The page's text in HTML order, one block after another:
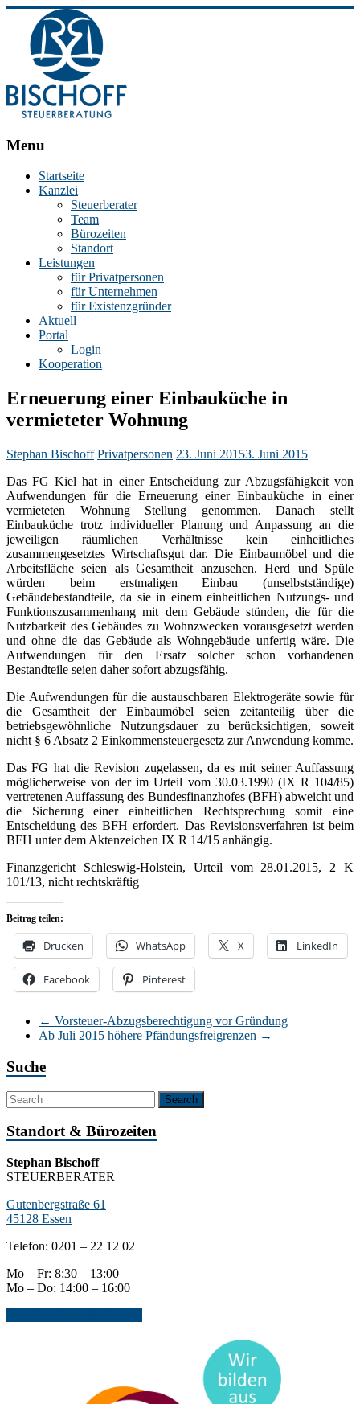
BISCHOFF
Stephan
Steuerberater
Essen
Menu
Startseite
Kanzlei
Steuerberater
Team
Bürozeiten
Standort
Leistungen
für Privatpersonen
für Unternehmen
für Existenzgründer
Aktuell
Portal
Login
Kooperation
Erneuerung einer Einbauküche in
vermieteter Wohnung
Stephan Bischoff Privatpersonen 23. Juni 20153. Juni 2015
Das FG Kiel hat in einer Entscheidung zur Abzugsfähigkeit von
Aufwendungen für die Erneuerung einer Einbauküche in einer
vermieteten Wohnung Stellung genommen. Danach stellt
Einbauküche trotz individueller Planung und Anpassung an die
jeweiligen räumlichen Verhältnisse kein einheitliches
zusammengesetztes Wirtschaftsgut dar. Die Einbaumöbel und die
Arbeitsfläche seien als Gesamtheit anzusehen. Herd und Spüle
würden beim erstmaligen Einbau (unselbstständige)
Gebäudebestandteile, da sie in einem einheitlichen Nutzungs- und
Funktionszusammenhang mit dem Gebäude stünden, die für die
Nutzbarkeit des Gebäudes zu Wohnzwecken vorausgesetzt werden
und ohne die das Gebäude als Wohngebäude unfertig wäre. Die
Aufwendungen für den Ersatz solcher schon vorhandenen
Bestandteile seien daher sofort abzugsfähig.
Die Aufwendungen für die austauschbaren Elektrogeräte sowie für
die Gesamtheit der Einbaumöbel seien zeitanteilig über die
betriebsgewöhnliche Nutzungsdauer zu berücksichtigen, soweit
nicht § 6 Absatz 2 Einkommensteuergesetz zur Anwendung komme.
Das FG hat die Revision zugelassen, da es mit seiner Auffassung
möglicherweise von der im Urteil vom 30.03.1990 (IX R 104/85)
vertretenen Auffassung des Bundesfinanzhofes (BFH) abweicht und
die Sicherung einer einheitlichen Rechtsprechung somit eine
Entscheidung des BFH erfordert. Das Revisionsverfahren ist beim
BFH unter dem Aktenzeichen IX R 14/15 anhängig.
Finanzgericht Schleswig-Holstein, Urteil vom 28.01.2015, 2 K
101/13, nicht rechtskräftig
Beitrag teilen:
Drucken WhatsApp X LinkedIn
Facebook Pinterest
← Vorsteuer-Abzugsberechtigung vor Gründung
Ab Juli 2015 höhere Pfändungsfreigrenzen →
Suche
Standort & Bürozeiten
Stephan Bischoff
STEUERBERATER
Gutenbergstraße 61
45128 Essen
Telefon: 0201 – 22 12 02
Mo – Fr: 8:30 – 13:00
Mo – Do: 14:00 – 16:00